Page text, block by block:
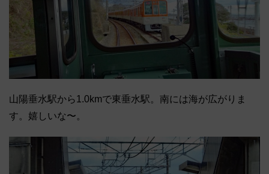
山陽垂水駅から1.0kmで東垂水駅。南には海が広がりま
す。嬉しいな〜。